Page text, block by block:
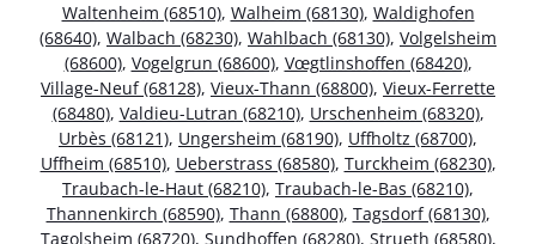
Waltenheim (68510), Walheim (68130), Waldighofen
(68640), Walbach (68230), Wahlbach (68130), Volgelsheim
(68600), Vogelgrun (68600), Vœgtlinshoffen (68420),
Village-Neuf (68128), Vieux-Thann (68800), Vieux-Ferrette
(68480), Valdieu-Lutran (68210), Urschenheim (68320),
Urbès (68121), Ungersheim (68190), Uffholtz (68700),
Uffheim (68510), Ueberstrass (68580), Turckheim (68230),
Traubach-le-Haut (68210), Traubach-le-Bas (68210),
Thannenkirch (68590), Thann (68800), Tagsdorf (68130),
Tagolsheim (68720), Sundhoffen (68280), Strueth (68580),